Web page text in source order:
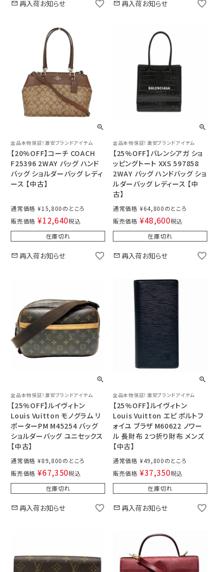
再入荷お知らせ 再入荷お知らせ
全品本物保証！激安ブランドアイテム
【20%OFF】コーチ COACH
F25396 2WAY バッグ ハンド
バッグ ショルダーバッグ レディ
ース 【中古】
通常価格 ¥15,800
販売価格 ¥12,640税込
在庫切れ
再入荷お知らせ
全品本物保証！激安ブランドアイテム
【25%OFF】バレンシアガ ショ
ッピングトート XXS 597858
2WAY バッグ ハンドバッグ ショ
ルダーバッグ レディース 【中
古】
通常価格 ¥64,800
販売価格 ¥48,600税込
在庫切れ
再入荷お知らせ
全品本物保証！激安ブランドアイテム
【25%OFF】ルイヴィトン
Louis Vuitton モノグラム リ
ポーターPM M45254 バッグ
ショルダーバッグ ユニセックス
【中古】
通常価格 ¥89,800
販売価格 ¥67,350税込
在庫切れ
再入荷お知らせ
全品本物保証！激安ブランドアイテム
【25%OFF】ルイヴィトン
Louis Vuitton エピ ポルトフ
ォイユ ブラザ M60622 ノワー
ル 長財布 2つ折り財布 メンズ
【中古】
通常価格 ¥49,800
販売価格 ¥37,350税込
在庫切れ
再入荷お知らせ